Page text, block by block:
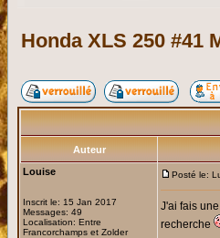
Honda XLS 250 #41
Auteur
Louise
Inscrit le: 15 Jan 2017
Messages: 49
Localisation: Entre
Francorchamps et Zolder
Posté le:
J'ai fais
recherche